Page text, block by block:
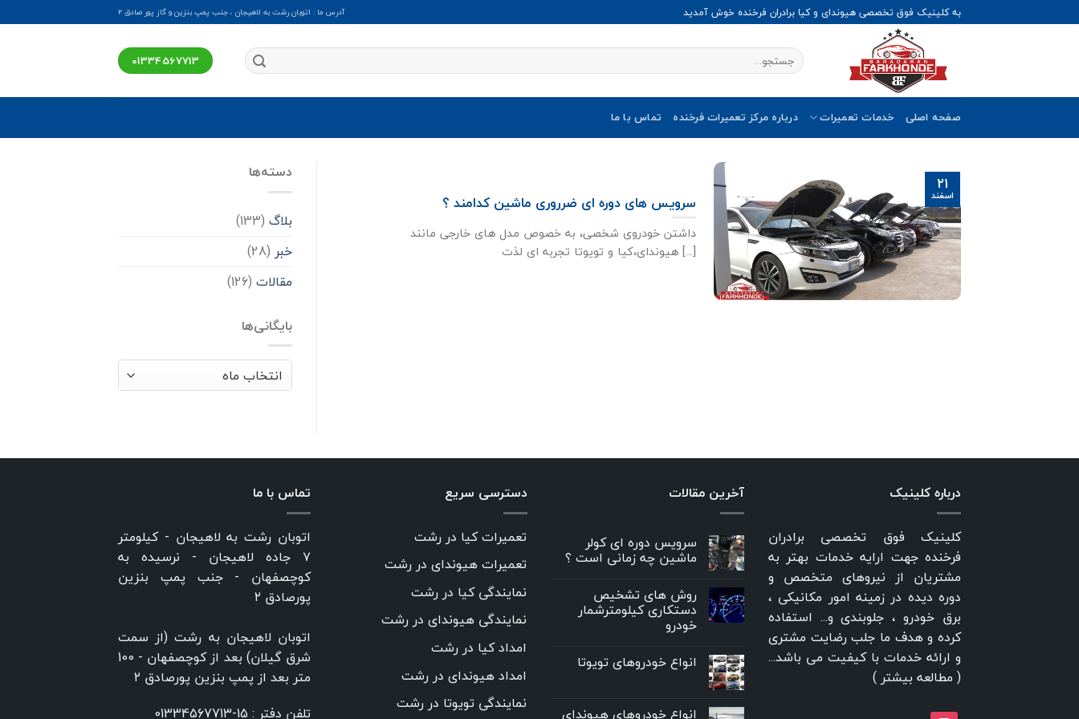
to
به کلینیک فوق تخصصی هیوندای و کیا برادران فرخنده خوش آمدید آدرس ما : اتوبان رشت به لاهیجان ، جنب پمپ بنزین و گاز پور صادق ۲
01334567713
صفحه اصلی خدمات تعمیرات درباره مرکز تعمیرات فرخنده تماس با ما
سرویس های دوره ای ضرروری ماشین کدامند ؟
داشتن خودروی شخصی، به خصوص مدل های خارجی مانند
هیوندای،کیا و تویوتا تجربه ای لذت [...]
21
اسفند
دسته‌ها
بلاگ (133)
خبر (28)
مقالات (126)
بایگانی‌ها
بایگانی‌ها
درباره کلینیک
کلینیک فوق تخصصی برادران
فرخنده جهت ارایه خدمات بهتر به
مشتریان از نیروهای متخصص و
دوره دیده در زمینه امور مکانیکی ،
برق خودرو ، جلوبندی و... استفاده
کرده و هدف ما جلب رضایت مشتری
و ارائه خدمات با کیفیت می باشد...
( مطالعه بیشتر )
آخرین مقالات
سرویس دوره ای کولر
ماشین چه زمانی است ؟
روش های تشخیص
دستکاری کیلومترشمار
خودرو
انواع خودروهای تویوتا
انواع خودروهای هیوندای
دسترسی سریع
تعمیرات کیا در رشت
تعمیرات هیوندای در رشت
نمایندگی کیا در رشت
نمایندگی هیوندای در رشت
امداد کیا در رشت
امداد هیوندای در رشت
نمایندگی تویوتا در رشت
تماس با ما
اتوبان رشت به لاهیجان - کیلومتر
۷ جاده لاهیجان - نرسیده به
کوچصفهان - جنب پمپ بنزین
پورصادق ۲
اتوبان لاهیجان به رشت (از سمت
شرق گیلان) بعد از کوچصفهان - 100
متر بعد از پمپ بنزین پورصادق ۲
تلفن دفتر : 15-01334567713